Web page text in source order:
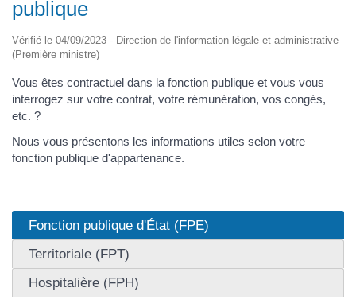
publique
Vérifié le 04/09/2023 - Direction de l'information légale et administrative
(Première ministre)
Vous êtes contractuel dans la fonction publique et vous vous
interrogez sur votre contrat, votre rémunération, vos congés,
etc. ?
Nous vous présentons les informations utiles selon votre
fonction publique d'appartenance.
Fonction publique d'État (FPE)
Territoriale (FPT)
Hospitalière (FPH)